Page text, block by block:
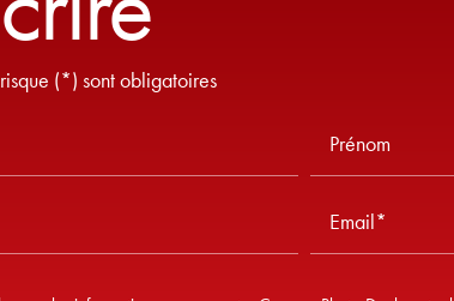
(*) sont obligatoires
Prénom
Email*